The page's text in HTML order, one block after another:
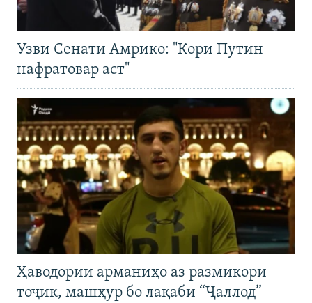
Узви Сенати Амрико: "Кори Путин
нафратовар аст"
Ҳаводории арманиҳо аз размикори
тоҷик, машҳур бо лақаби “Ҷаллод”